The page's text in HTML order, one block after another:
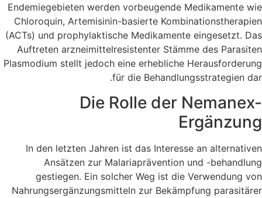
Endemiegebieten werden vorbeugende Medikamente wie
Chloroquin, Artemisinin-basierte Kombinationstherapien
(ACTs) und prophylaktische Medikamente eingesetzt. Das
Auftreten arzneimittelresistenter Stämme des Parasiten
Plasmodium stellt jedoch eine erhebliche Herausforderung
für die Behandlungsstrategien dar.
Die Rolle der Nemanex-
Ergänzung
In den letzten Jahren ist das Interesse an alternativen
Ansätzen zur Malariaprävention und -behandlung
gestiegen. Ein solcher Weg ist die Verwendung von
Nahrungsergänzungsmitteln zur Bekämpfung parasitärer